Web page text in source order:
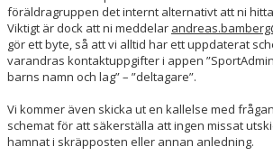
föräldragruppen det internt alternativt att ni
Viktigt är dock att ni meddelar
gör ett byte, så att vi alltid har ett uppdaterat
varandras kontaktuppgifter i appen
barns namn och lag” – ”deltagare”.
Vi kommer även skicka ut en kallelse med
schemat för att säkerställa att ingen missat
hamnat i skräpposten eller annan anledning.